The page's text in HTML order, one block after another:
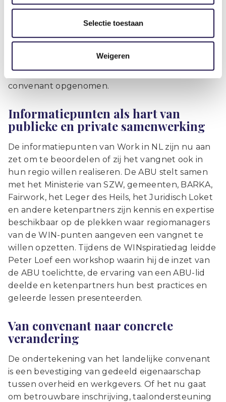
Selectie toestaan
Weigeren
genoemde organisaties voor nodig.” Zij zijn
cruciaal in de doorverwijzing naar
uitzendbureaus. De ABU pleit er daarom voor om
samenwerking met uitzendbureaus binnen dit
convenant. Deze voorwaarden zijn in het
convenant opgenomen.
Informatiepunten als hart van
publieke en private samenwerking
De informatiepunten van Work in NL zijn nu aan
zet om te beoordelen of zij het vangnet ook in
hun regio willen realiseren. De ABU stelt samen
met het Ministerie van SZW, gemeenten, BARKA,
Fairwork, het Leger des Heils, het Juridisch Loket
en andere ketenpartners zijn kennis en expertise
beschikbaar op de plekken waar regiomanagers
van de WIN-punten aangeven een vangnet te
willen opzetten. Tijdens de WINspiratiedag leidde
Peter Loef een workshop waarin hij de inzet van
de ABU toelichtte, de ervaring van een ABU-lid
deelde en ketenpartners hun best practices en
geleerde lessen presenteerden.
Van convenant naar concrete
verandering
De ondertekening van het landelijke convenant
is een bevestiging van gedeeld eigenaarschap
tussen overheid en werkgevers. Of het nu gaat
om betrouwbare inschrijving, taalondersteuning